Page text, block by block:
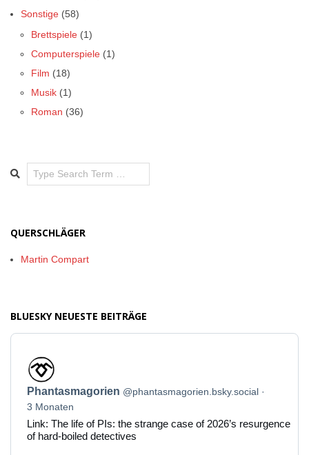
Sonstige (58)
Brettspiele (1)
Computerspiele (1)
Film (18)
Musik (1)
Roman (36)
Search
QUERSCHLÄGER
Martin Compart
BLUESKY NEUESTE BEITRÄGE
Beitrag
von
Phantasmagorien
auf
Bluesky
ansehen
Phantasmagorien @phantasmagorien.bsky.social
3 Monaten
Link: The life of PIs: the strange case of 2026’s resurgence
of hard-boiled detectives